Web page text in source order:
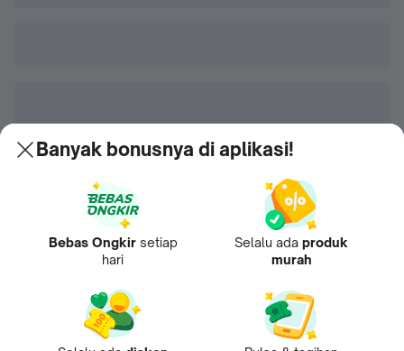
Banyak bonusnya di aplikasi!
Bebas Ongkir setiap
hari
Selalu ada produk
murah